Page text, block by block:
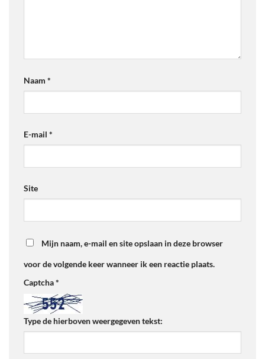
Naam *
E-mail *
Site
Mijn naam, e-mail en site opslaan in deze browser
voor de volgende keer wanneer ik een reactie plaats.
Captcha*
Type de hierboven weergegeven tekst: